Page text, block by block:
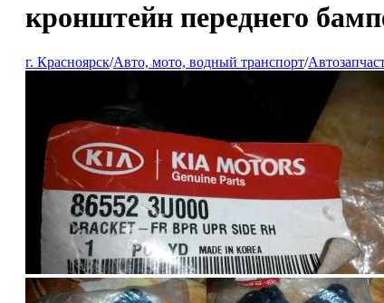
кронштейн переднего
г. Красноярск/Авто, мото, водный транспорт/